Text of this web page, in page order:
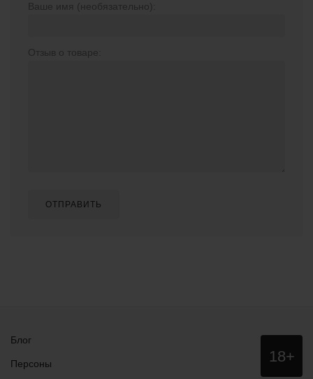
Ваше имя (необязательно):
Отзыв о товаре:
ОТПРАВИТЬ
Блог
Персоны 18+
сайт НЕ